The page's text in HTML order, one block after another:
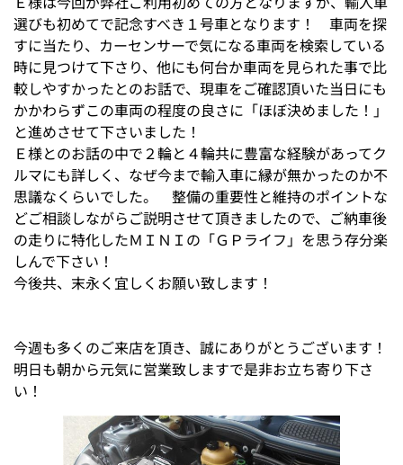
選びも初めてで記念すべき１号車となります！ 車両を探
すに当たり、カーセンサーで気になる車両を検索している
時に見つけて下さり、他にも何台か車両を見られた事で比
較しやすかったとのお話で、現車をご確認頂いた当日にも
かかわらずこの車両の程度の良さに「ほぼ決めました！」
と進めさせて下さいました！
Ｅ様とのお話の中で２輪と４輪共に豊富な経験があってク
ルマにも詳しく、なぜ今まで輸入車に縁が無かったのか不
思議なくらいでした。 整備の重要性と維持のポイントな
どご相談しながらご説明させて頂きましたので、ご納車後
の走りに特化したＭＩＮＩの「ＧＰライフ」を思う存分楽
しんで下さい！
今後共、末永く宜しくお願い致します！
今週も多くのご来店を頂き、誠にありがとうございます！
明日も朝から元気に営業致しますで是非お立ち寄り下さ
い！